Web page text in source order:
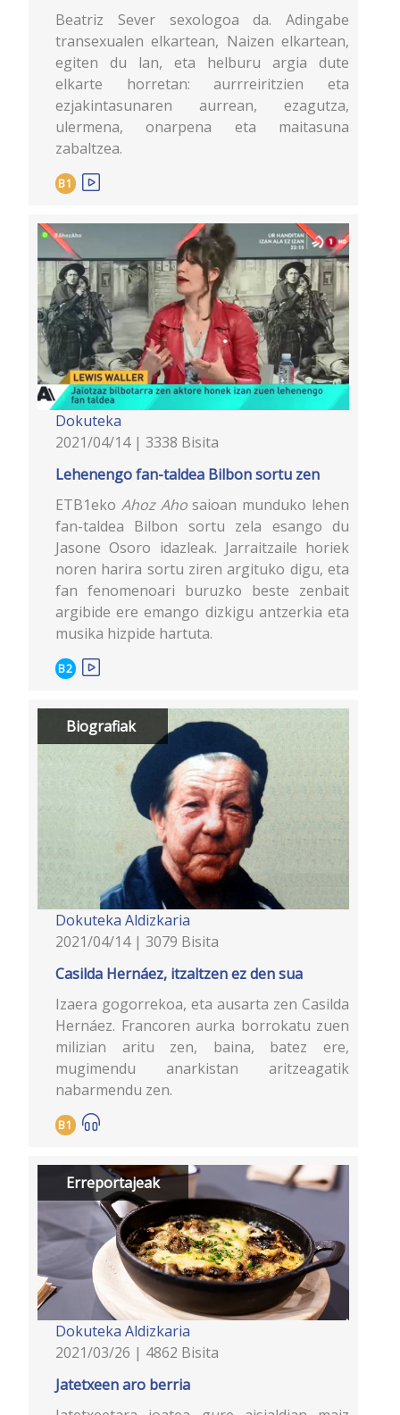
Beatriz Sever sexologoa da. Adingabe
transexualen elkartean, Naizen elkartean,
egiten du lan, eta helburu argia dute
elkarte horretan: aurrreiritzien eta
ezjakintasunaren aurrean, ezagutza,
ulermena, onarpena eta maitasuna
zabaltzea.
B1
Dokuteka
2021/04/14 | 3338 Bisita
Lehenengo fan-taldea Bilbon sortu zen
ETB1eko Ahoz Ahosaioan munduko lehen
fan-taldea Bilbon sortu zela esango du
Jasone Osoro idazleak. Jarraitzaile horiek
noren harira sortu ziren argituko digu, eta
fan fenomenoari buruzko beste zenbait
argibide ere emango dizkigu antzerkia eta
musika hizpide hartuta.
B2
Biografiak
Dokuteka Aldizkaria
2021/04/14 | 3079 Bisita
Casilda Hernáez, itzaltzen ez den sua
Izaera gogorrekoa, eta ausarta zen Casilda
Hernáez. Francoren aurka borrokatu zuen
milizian aritu zen, baina, batez ere,
mugimendu anarkistan aritzeagatik
nabarmendu zen.
B1
Erreportajeak
Dokuteka Aldizkaria
2021/03/26 | 4862 Bisita
Jatetxeen aro berria